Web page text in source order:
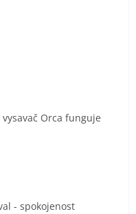
5 z 5 hvězdiček.
5 z 5 hvězdiček.
Orca funguje
5 z 5 hvězdiček.
- spokojenost